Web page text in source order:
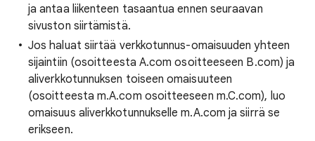
ja antaa liikenteen tasaantua ennen seuraavan
sivuston siirtämistä.
Jos haluat siirtää verkkotunnus-omaisuuden yhteen
sijaintiin (osoitteesta A.com osoitteeseen B.com) ja
aliverkkotunnuksen toiseen omaisuuteen
(osoitteesta m.A.com osoitteeseen m.C.com), luo
omaisuus aliverkkotunnukselle m.A.com ja siirrä se
erikseen.